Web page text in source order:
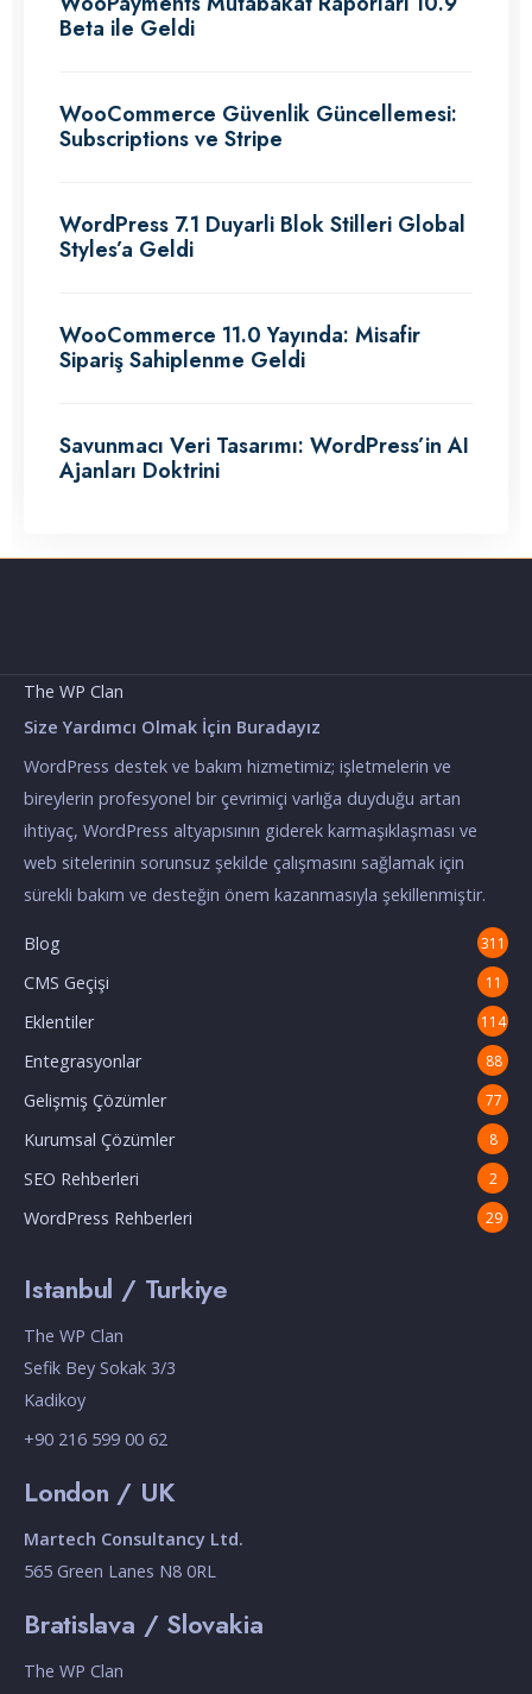
Beta ile Geldi
WooCommerce Güvenlik Güncellemesi:
Subscriptions ve Stripe
WordPress 7.1 Duyarli Blok Stilleri Global
Styles’a Geldi
WooCommerce 11.0 Yayında: Misafir
Sipariş Sahiplenme Geldi
Savunmacı Veri Tasarımı: WordPress’in AI
Ajanları Doktrini
The WP Clan
Size Yardımcı Olmak İçin Buradayız
WordPress destek ve bakım hizmetimiz; işletmelerin ve
bireylerin profesyonel bir çevrimiçi varlığa duyduğu artan
ihtiyaç, WordPress altyapısının giderek karmaşıklaşması ve
web sitelerinin sorunsuz şekilde çalışmasını sağlamak için
sürekli bakım ve desteğin önem kazanmasıyla şekillenmiştir.
Blog 311
CMS Geçişi 11
Eklentiler 114
Entegrasyonlar 88
Gelişmiş Çözümler 77
Kurumsal Çözümler 8
SEO Rehberleri 2
WordPress Rehberleri 29
Istanbul / Turkiye
The WP Clan
Sefik Bey Sokak 3/3
Kadikoy
+90 216 599 00 62
London / UK
Martech Consultancy Ltd.
565 Green Lanes N8 0RL
Bratislava / Slovakia
The WP Clan